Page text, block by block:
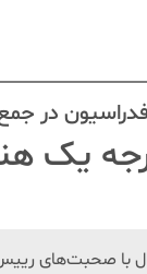
در جمع
یک
با صحبت‌های رییس